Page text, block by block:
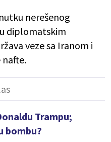
nerešenog
diplomatskim
veze sa Iranom i
nafte.
Trampu;
bombu?